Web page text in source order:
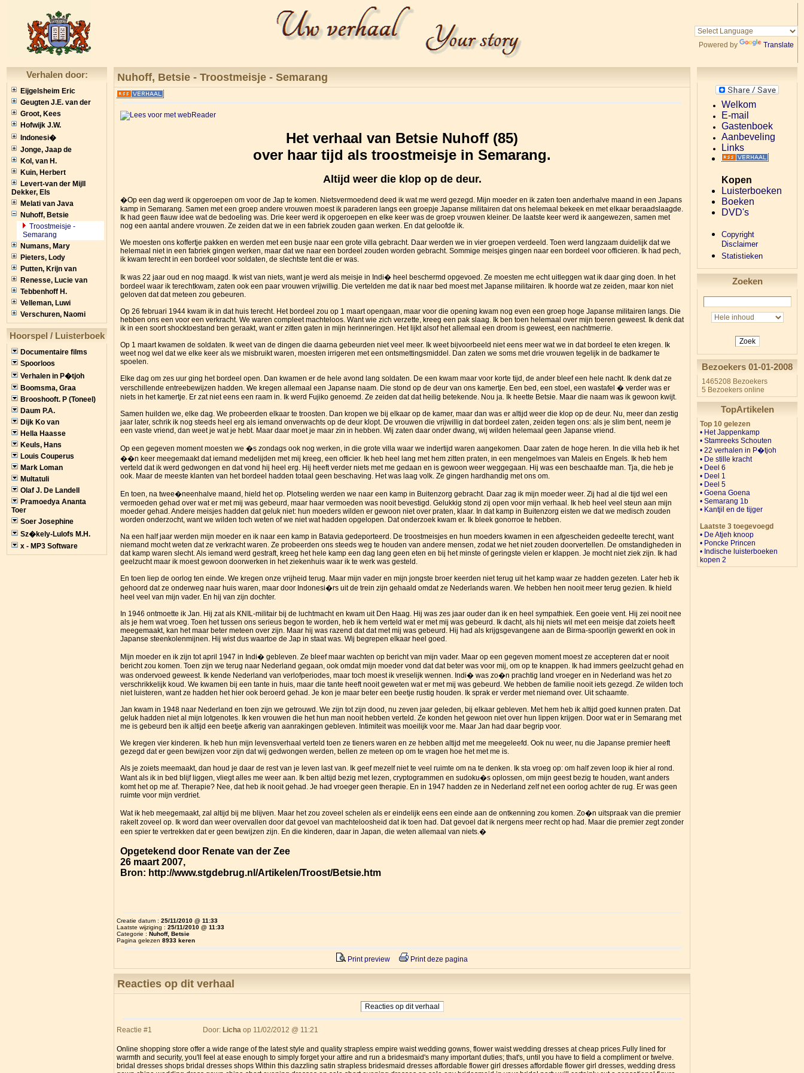
Verhalen door:
Eijgelsheim Eric
Geugten J.E. van der
Groot, Kees
Hofwijk J.W.
Indonesi�
Jonge, Jaap de
Kol, van H.
Kuin, Herbert
Levert-van der Mijll
Dekker, Els
Melati van Java
Nuhoff, Betsie
Troostmeisje -
Semarang
Numans, Mary
Pieters, Lody
Putten, Krijn van
Renesse, Lucie van
Tebbenhoff H.
Velleman, Luwi
Verschuren, Naomi
Hoorspel / Luisterboek
Documentaire films
Spoorloos
Verhalen in P�tjoh
Boomsma, Graa
Brooshooft. P (Toneel)
Daum P.A.
Dijk Ko van
Hella Haasse
Keuls, Hans
Louis Couperus
Mark Loman
Multatuli
Olaf J. De Landell
Pramoedya Ananta
Toer
Soer Josephine
Sz�kely-Lulofs M.H.
x - MP3 Software
Nuhoff, Betsie - Troostmeisje - Semarang
Het verhaal van Betsie Nuhoff (85)
over haar tijd als troostmeisje in Semarang.
Altijd weer die klop op de deur.
�Op een dag werd ik opgeroepen om voor de Jap te komen. Nietsvermoedend deed ik wat me werd gezegd. Mijn moeder en ik zaten toen anderhalve maand in een Japans
kamp in Semarang. Samen met een groep andere vrouwen moest ik paraderen langs een groepje Japanse militairen dat ons helemaal bekeek en met elkaar beraadslaagde.
Ik had geen flauw idee wat de bedoeling was. Drie keer werd ik opgeroepen en elke keer was de groep vrouwen kleiner. De laatste keer werd ik aangewezen, samen met
nog een aantal andere vrouwen. Ze zeiden dat we in een fabriek zouden gaan werken. En dat geloofde ik.
We moesten ons koffertje pakken en werden met een busje naar een grote villa gebracht. Daar werden we in vier groepen verdeeld. Toen werd langzaam duidelijk dat we
helemaal niet in een fabriek gingen werken, maar dat we naar een bordeel zouden worden gebracht. Sommige meisjes gingen naar een bordeel voor officieren. Ik had pech,
ik kwam terecht in een bordeel voor soldaten, de slechtste tent die er was.
Ik was 22 jaar oud en nog maagd. Ik wist van niets, want je werd als meisje in Indi� heel beschermd opgevoed. Ze moesten me echt uitleggen wat ik daar ging doen. In het
bordeel waar ik terechtkwam, zaten ook een paar vrouwen vrijwillig. Die vertelden me dat ik naar bed moest met Japanse militairen. Ik hoorde wat ze zeiden, maar kon niet
geloven dat dat meteen zou gebeuren.
Op 26 februari 1944 kwam ik in dat huis terecht. Het bordeel zou op 1 maart opengaan, maar voor die opening kwam nog even een groep hoge Japanse militairen langs. Die
hebben ons een voor een verkracht. We waren compleet machteloos. Want wie zich verzette, kreeg een pak slaag. Ik ben toen helemaal over mijn toeren geweest. Ik denk dat
ik in een soort shocktoestand ben geraakt, want er zitten gaten in mijn herinneringen. Het lijkt alsof het allemaal een droom is geweest, een nachtmerrie.
Op 1 maart kwamen de soldaten. Ik weet van de dingen die daarna gebeurden niet veel meer. Ik weet bijvoorbeeld niet eens meer wat we in dat bordeel te eten kregen. Ik
weet nog wel dat we elke keer als we misbruikt waren, moesten irrigeren met een ontsmettingsmiddel. Dan zaten we soms met drie vrouwen tegelijk in de badkamer te
spoelen.
Elke dag om zes uur ging het bordeel open. Dan kwamen er de hele avond lang soldaten. De een kwam maar voor korte tijd, de ander bleef een hele nacht. Ik denk dat ze
verschillende entreebewijzen hadden. We kregen allemaal een Japanse naam. Die stond op de deur van ons kamertje. Een bed, een stoel, een wastafel � verder was er
niets in het kamertje. Er zat niet eens een raam in. Ik werd Fujiko genoemd. Ze zeiden dat dat heilig betekende. Nou ja. Ik heette Betsie. Maar die naam was ik gewoon kwijt.
Samen huilden we, elke dag. We probeerden elkaar te troosten. Dan kropen we bij elkaar op de kamer, maar dan was er altijd weer die klop op de deur. Nu, meer dan zestig
jaar later, schrik ik nog steeds heel erg als iemand onverwachts op de deur klopt. De vrouwen die vrijwillig in dat bordeel zaten, zeiden tegen ons: als je slim bent, neem je
een vaste vriend, dan weet je wat je hebt. Maar daar moet je maar zin in hebben. Wij zaten daar onder dwang, wij wilden helemaal geen Japanse vriend.
Op een gegeven moment moesten we �s zondags ook nog werken, in die grote villa waar we indertijd waren aangekomen. Daar zaten de hoge heren. In die villa heb ik het
��n keer meegemaakt dat iemand medelijden met mij kreeg, een officier. Ik heb heel lang met hem zitten praten, in een mengelmoes van Maleis en Engels. Ik heb hem
verteld dat ik werd gedwongen en dat vond hij heel erg. Hij heeft verder niets met me gedaan en is gewoon weer weggegaan. Hij was een beschaafde man. Tja, die heb je
ook. Maar de meeste klanten van het bordeel hadden totaal geen beschaving. Het was laag volk. Ze gingen hardhandig met ons om.
En toen, na twee�neenhalve maand, hield het op. Plotseling werden we naar een kamp in Buitenzorg gebracht. Daar zag ik mijn moeder weer. Zij had al die tijd wel een
vermoeden gehad over wat er met mij was gebeurd, maar haar vermoeden was nooit bevestigd. Gelukkig stond zij open voor mijn verhaal. Ik heb heel veel steun aan mijn
moeder gehad. Andere meisjes hadden dat geluk niet: hun moeders wilden er gewoon niet over praten, klaar. In dat kamp in Buitenzorg eisten we dat we medisch zouden
worden onderzocht, want we wilden toch weten of we niet wat hadden opgelopen. Dat onderzoek kwam er. Ik bleek gonorroe te hebben.
Na een half jaar werden mijn moeder en ik naar een kamp in Batavia gedeporteerd. De troostmeisjes en hun moeders kwamen in een afgescheiden gedeelte terecht, want
niemand mocht weten dat ze verkracht waren. Ze probeerden ons steeds weg te houden van andere mensen, zodat we het niet zouden doorvertellen. De omstandigheden in
dat kamp waren slecht. Als iemand werd gestraft, kreeg het hele kamp een dag lang geen eten en bij het minste of geringste vielen er klappen. Je mocht niet ziek zijn. Ik had
geelzucht maar ik moest gewoon doorwerken in het ziekenhuis waar ik te werk was gesteld.
En toen liep de oorlog ten einde. We kregen onze vrijheid terug. Maar mijn vader en mijn jongste broer keerden niet terug uit het kamp waar ze hadden gezeten. Later heb ik
gehoord dat ze onderweg naar huis waren, maar door Indonesi�rs uit de trein zijn gehaald omdat ze Nederlands waren. We hebben hen nooit meer terug gezien. Ik hield
heel veel van mijn vader. En hij van zijn dochter.
In 1946 ontmoette ik Jan. Hij zat als KNIL-militair bij de luchtmacht en kwam uit Den Haag. Hij was zes jaar ouder dan ik en heel sympathiek. Een goeie vent. Hij zei nooit nee
als je hem wat vroeg. Toen het tussen ons serieus begon te worden, heb ik hem verteld wat er met mij was gebeurd. Ik dacht, als hij niets wil met een meisje dat zoiets heeft
meegemaakt, kan het maar beter meteen over zijn. Maar hij was razend dat dat met mij was gebeurd. Hij had als krijgsgevangene aan de Birma-spoorlijn gewerkt en ook in
Japanse steenkolenmijnen. Hij wist dus waartoe de Jap in staat was. Wij begrepen elkaar heel goed.
Mijn moeder en ik zijn tot april 1947 in Indi� gebleven. Ze bleef maar wachten op bericht van mijn vader. Maar op een gegeven moment moest ze accepteren dat er nooit
bericht zou komen. Toen zijn we terug naar Nederland gegaan, ook omdat mijn moeder vond dat dat beter was voor mij, om op te knappen. Ik had immers geelzucht gehad en
was ondervoed geweest. Ik kende Nederland van verlofperiodes, maar toch moest ik vreselijk wennen. Indi� was zo�n prachtig land vroeger en in Nederland was het zo
verschrikkelijk koud. We kwamen bij een tante in huis, maar die tante heeft nooit geweten wat er met mij was gebeurd. We hebben de familie nooit iets gezegd. Ze wilden toch
niet luisteren, want ze hadden het hier ook beroerd gehad. Je kon je maar beter een beetje rustig houden. Ik sprak er verder met niemand over. Uit schaamte.
Jan kwam in 1948 naar Nederland en toen zijn we getrouwd. We zijn tot zijn dood, nu zeven jaar geleden, bij elkaar gebleven. Met hem heb ik altijd goed kunnen praten. Dat
geluk hadden niet al mijn lotgenotes. Ik ken vrouwen die het hun man nooit hebben verteld. Ze konden het gewoon niet over hun lippen krijgen. Door wat er in Semarang met
me is gebeurd ben ik altijd een beetje afkerig van aanrakingen gebleven. Intimiteit was moeilijk voor me. Maar Jan had daar begrip voor.
We kregen vier kinderen. Ik heb hun mijn levensverhaal verteld toen ze tieners waren en ze hebben altijd met me meegeleefd. Ook nu weer, nu die Japanse premier heeft
gezegd dat er geen bewijzen voor zijn dat wij gedwongen werden, bellen ze meteen op om te vragen hoe het met me is.
Als je zoiets meemaakt, dan houd je daar de rest van je leven last van. Ik geef mezelf niet te veel ruimte om na te denken. Ik sta vroeg op: om half zeven loop ik hier al rond.
Want als ik in bed blijf liggen, vliegt alles me weer aan. Ik ben altijd bezig met lezen, cryptogrammen en sudoku�s oplossen, om mijn geest bezig te houden, want anders
komt het op me af. Therapie? Nee, dat heb ik nooit gehad. Je had vroeger geen therapie. En in 1947 hadden ze in Nederland zelf net een oorlog achter de rug. Er was geen
ruimte voor mijn verdriet.
Wat ik heb meegemaakt, zal altijd bij me blijven. Maar het zou zoveel schelen als er eindelijk eens een einde aan de ontkenning zou komen. Zo�n uitspraak van die premier
rakelt zoveel op. Ik word dan weer overvallen door dat gevoel van machteloosheid dat ik toen had. Dat gevoel dat ik nergens meer recht op had. Maar die premier zegt zonder
een spier te vertrekken dat er geen bewijzen zijn. En die kinderen, daar in Japan, die weten allemaal van niets.�
Opgetekend door Renate van der Zee
26 maart 2007,
Bron: http://www.stgdebrug.nl/Artikelen/Troost/Betsie.htm
Creatie datum : 25/11/2010 @ 11:33
Laatste wijziging : 25/11/2010 @ 11:33
Categorie : Nuhoff, Betsie
Pagina gelezen 8933 keren
Print preview Print deze pagina
Reacties op dit verhaal
Reacties op dit verhaal
Reactie #1 Door: Licha op 11/02/2012 @ 11:21
Online shopping store offer a wide range of the latest style and quality strapless empire waist wedding gowns, flower waist wedding dresses at cheap prices.Fully lined for
warmth and security, you'll feel at ease enough to simply forget your attire and run a bridesmaid's many important duties; that's, until you have to field a compliment or twelve.
bridal dresses shops bridal dresses shops Within this dazzling satin strapless bridesmaid dresses affordable flower girl dresses affordable flower girl dresses, wedding dress
Welkom
E-mail
Gastenboek
Aanbeveling
Links
Kopen
Luisterboeken
Boeken
DVD's
Copyright
Disclaimer
Statistieken
Zoeken
Zoek
Bezoekers 01-01-2008
1465208 Bezoekers
5 Bezoekers online
TopArtikelen
Top 10 gelezen
• Het Jappenkamp
• Stamreeks Schouten
• 22 verhalen in P�tjoh
• De stille kracht
• Deel 6
• Deel 1
• Deel 5
• Goena Goena
• Semarang 1b
• Kantjil en de tijger
Laatste 3 toegevoegd
• De Atjeh knoop
• Poncke Princen
• Indische luisterboeken
kopen 2
Powered by Translate